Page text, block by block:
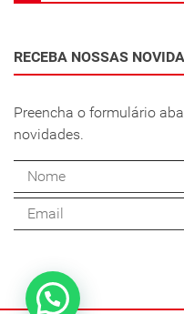
RECEBA NOSSAS
Preencha o formulário
novidades.